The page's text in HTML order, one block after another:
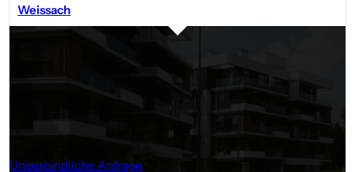
Weissach
Sie suchen einen
Dann sind Sie bei Süd-Immobilien Strohmaier genau
Gern beraten wir Sie zu allen relevanten Bereichen bei
Unverbindliche Anfrage